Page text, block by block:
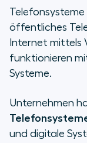
Telefonsysteme
öffentliches
Internet mittels
funktionieren
Systeme.
Unternehmen
und digitale